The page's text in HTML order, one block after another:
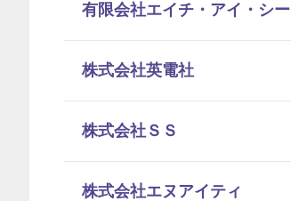
有限会社エイチ・アイ・シー
株式会社英電社
株式会社ＳＳ
株式会社エヌアイティ